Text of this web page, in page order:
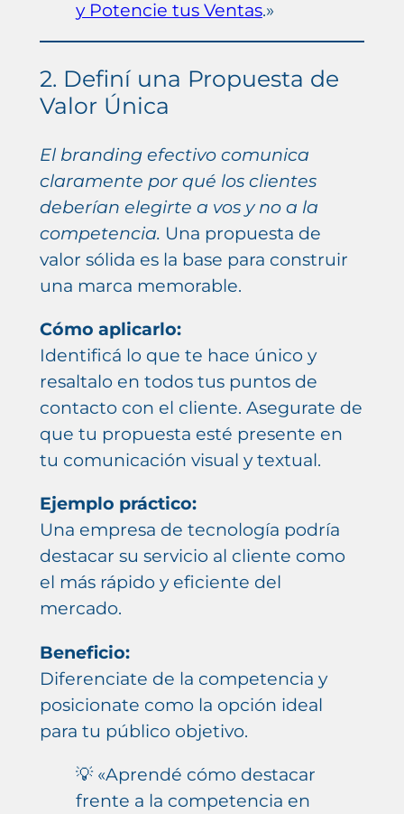
y Potencie tus Ventas.»
2. Definí una Propuesta de
Valor Única
El branding efectivo comunica
claramente por qué los clientes
deberían elegirte a vos y no a la
competencia. Una propuesta de
valor sólida es la base para construir
una marca memorable.
Cómo aplicarlo:
Identificá lo que te hace único y
resaltalo en todos tus puntos de
contacto con el cliente. Asegurate de
que tu propuesta esté presente en
tu comunicación visual y textual.
Ejemplo práctico:
Una empresa de tecnología podría
destacar su servicio al cliente como
el más rápido y eficiente del
mercado.
Beneficio:
Diferenciate de la competencia y
posicionate como la opción ideal
para tu público objetivo.
💡 «Aprendé cómo destacar
frente a la competencia en